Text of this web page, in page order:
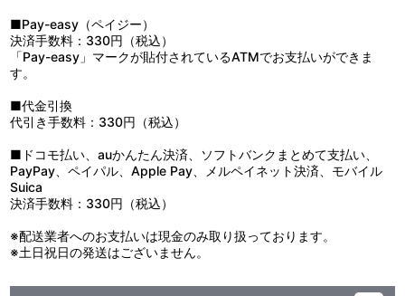
は…？
■Pay-easy（ペイジー）
決済手数料：330円（税込）
「Pay-easy」マークが貼付されているATMでお支払いができま
す。
■代金引換
代引き手数料：330円（税込）
■ドコモ払い、auかんたん決済、ソフトバンクまとめて支払い、
PayPay、ペイパル、Apple Pay、メルペイネット決済、モバイル
Suica
決済手数料：330円（税込）
※配送業者へのお支払いは現金のみ取り扱っております。
※土日祝日の発送はございません。